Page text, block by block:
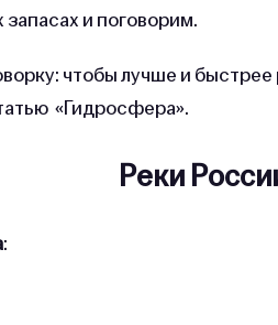
и поговорим.
чтобы лучше и быстрее
«Гидросфера».
Реки
: